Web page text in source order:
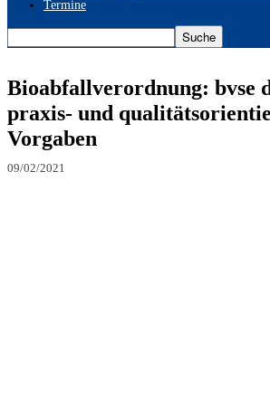
Termine
Bioabfallverordnung: bvse
praxis- und
Vorgaben
09/02/2021